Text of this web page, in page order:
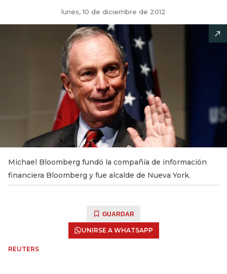
lunes, 10 de diciembre de 2012
Michael Bloomberg fundó la compañía de información
financiera Bloomberg y fue alcalde de Nueva York.
GUARDAR
UNIRSE A WHATSAPP
REUTERS